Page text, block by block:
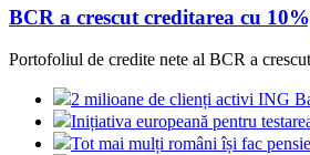
BCR a crescut creditarea cu
Portofoliul de credite nete al BCR a
2 milioane de clienți activi ING
Inițiativa europeană pentru
Tot mai mulți români își fac